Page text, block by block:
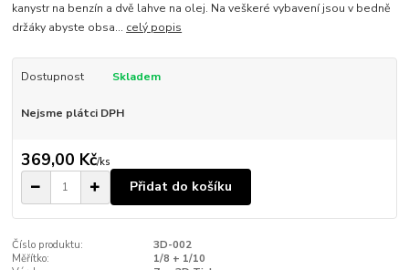
kanystr na benzín a dvě lahve na olej. Na veškeré vybavení jsou v bedně
držáky abyste obsa... celý popis
Dostupnost Skladem
Nejsme plátci DPH
369,00 Kč/ks
Přidat do košíku
Číslo produktu:
3D-002
Měřítko:
1/8 + 1/10